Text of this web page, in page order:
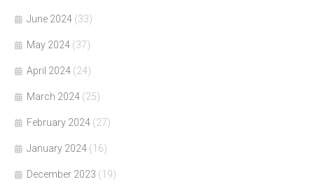
June 2024 (33)
May 2024 (37)
April 2024 (24)
March 2024 (25)
February 2024 (27)
January 2024 (16)
December 2023 (19)